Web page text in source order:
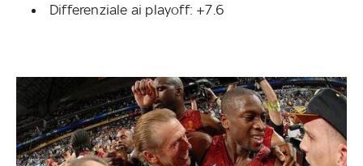
Differenziale ai playoff: +7.6